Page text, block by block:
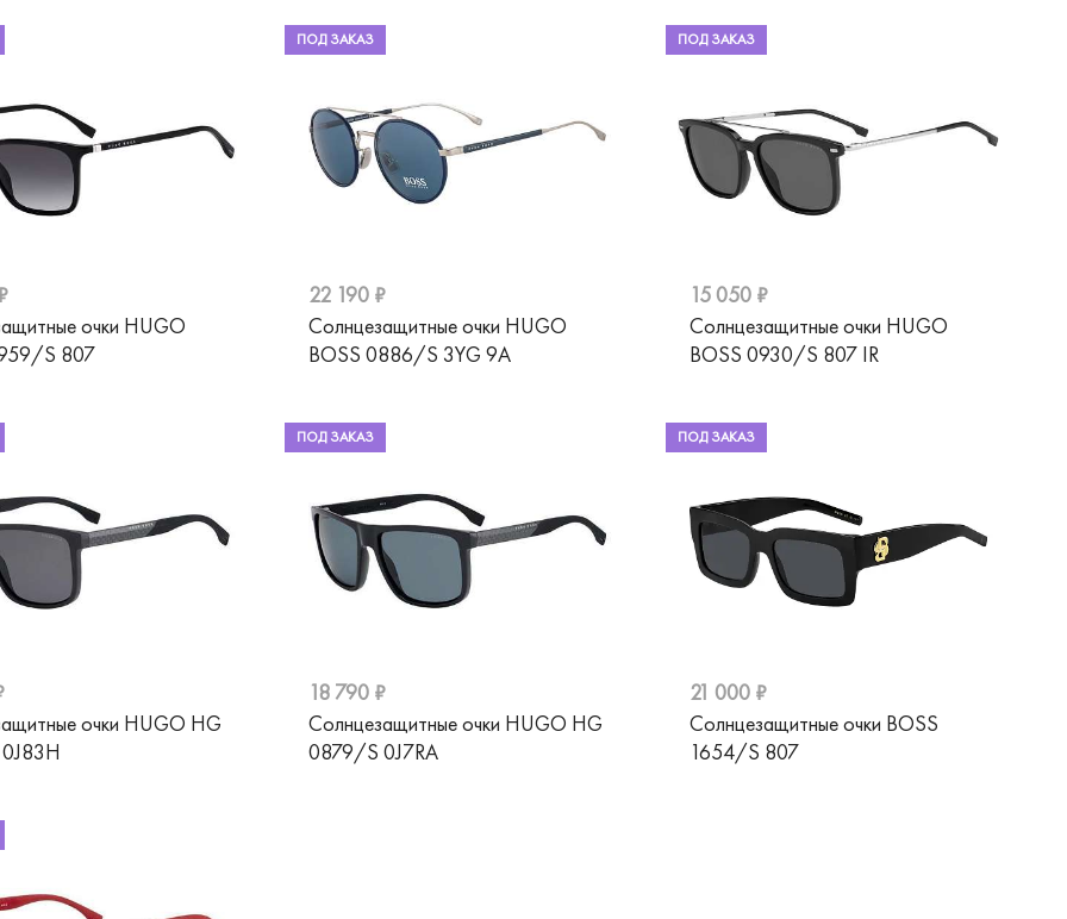
очки HUGO
S 807
ПОД ЗАКАЗ
22 190 ₽
Солнцезащитные очки HUGO
BOSS 0886/S 3YG 9A
ПОД ЗАКАЗ
15 050 ₽
Солнцезащитные очки HUGO
BOSS 0930/S 807 IR
очки HUGO HG
ПОД ЗАКАЗ
18 790 ₽
Солнцезащитные очки HUGO HG
0879/S 0J7RA
ПОД ЗАКАЗ
21 000 ₽
Солнцезащитные очки BOSS
1654/S 807